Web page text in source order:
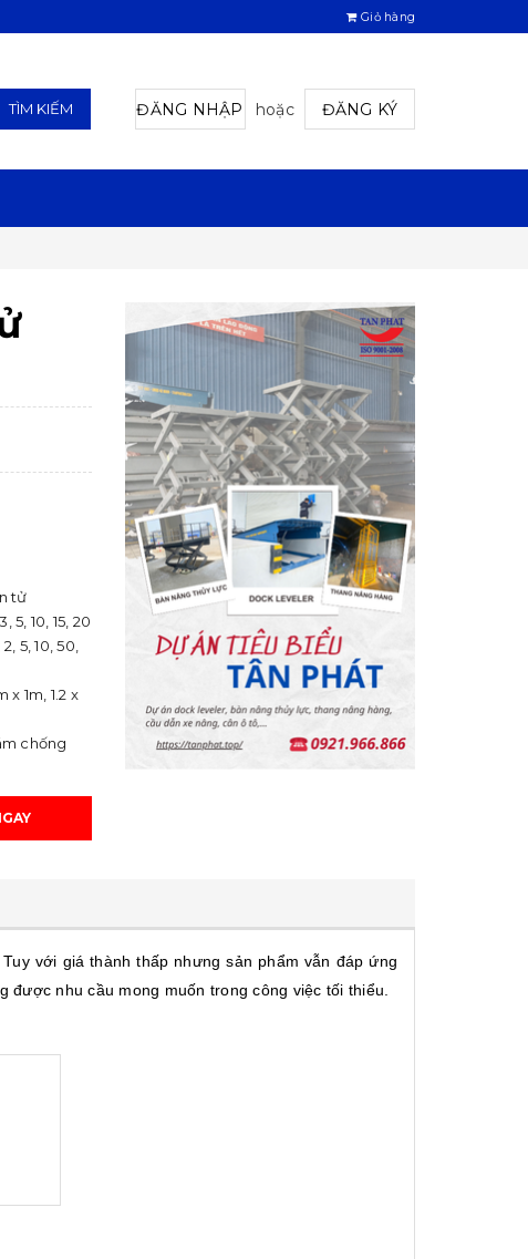
Giỏ hàng
TÌM KIẾM ĐĂNG NHẬP hoặc ĐĂNG KÝ
tử
10, 15, 20
10, 50,
1.2 x
với giá thành thấp nhưng sản phẩm vẫn đáp ứng
nhu cầu mong muốn trong công việc tối thiểu.